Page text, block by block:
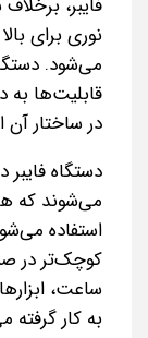
نوری برای
می‌شود.
قابلیت‌ها
در ساختار
دستگاه‌
می‌شوند که
استفاده
کوچک‌تر در
ساعت،
به کار